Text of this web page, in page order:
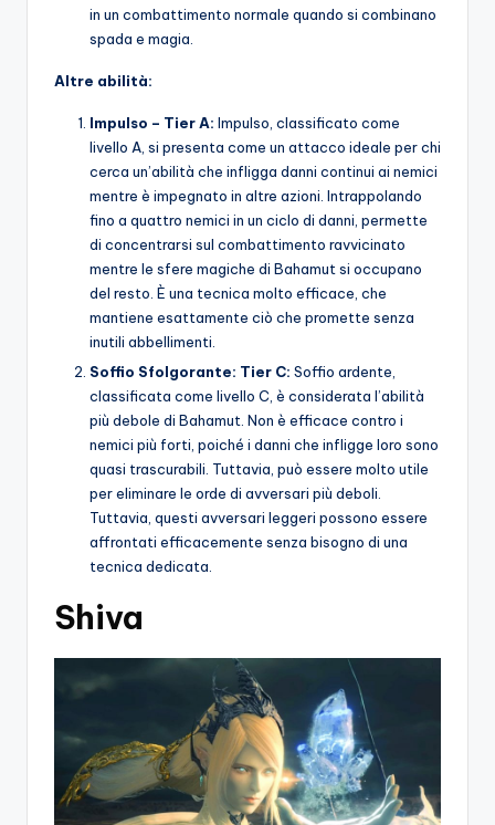
in un combattimento normale quando si combinano
spada e magia.
Altre abilità:
Impulso – Tier A: Impulso, classificato come
livello A, si presenta come un attacco ideale per chi
cerca un’abilità che infligga danni continui ai nemici
mentre è impegnato in altre azioni. Intrappolando
fino a quattro nemici in un ciclo di danni, permette
di concentrarsi sul combattimento ravvicinato
mentre le sfere magiche di Bahamut si occupano
del resto. È una tecnica molto efficace, che
mantiene esattamente ciò che promette senza
inutili abbellimenti.
Soffio Sfolgorante: Tier C: Soffio ardente,
classificata come livello C, è considerata l’abilità
più debole di Bahamut. Non è efficace contro i
nemici più forti, poiché i danni che infligge loro sono
quasi trascurabili. Tuttavia, può essere molto utile
per eliminare le orde di avversari più deboli.
Tuttavia, questi avversari leggeri possono essere
affrontati efficacemente senza bisogno di una
tecnica dedicata.
Shiva